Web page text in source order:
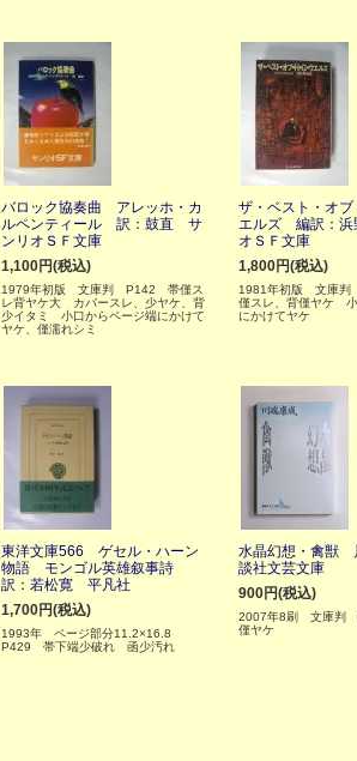
バロック協奏曲 アレッホ・カ
ルペンティール 訳：鼓直 サ
ンリオＳＦ文庫
1,100円(税込)
1979年初版 文庫判 P142 帯僅ス
レ背ヤケ大 カバースレ、少ヤケ、背
少イタミ 小口からページ端にかけて
ヤケ、僅濡れシミ
ザ・ベスト・オ
エルズ 編訳：
オＳＦ文庫
1,800円(税込)
1981年初版 文庫
僅スレ、背僅ヤケ
にかけてヤケ
東洋文庫566 ゲセル・ハーン
物語 モンゴル英雄叙事詩
訳：若松寛 平凡社
1,700円(税込)
1993年 ページ部分11.2×16.8
P429 帯下端少破れ 函少汚れ
水晶幻想・禽獣
談社文芸文庫
900円(税込)
2007年8刷 文庫判
僅ヤケ